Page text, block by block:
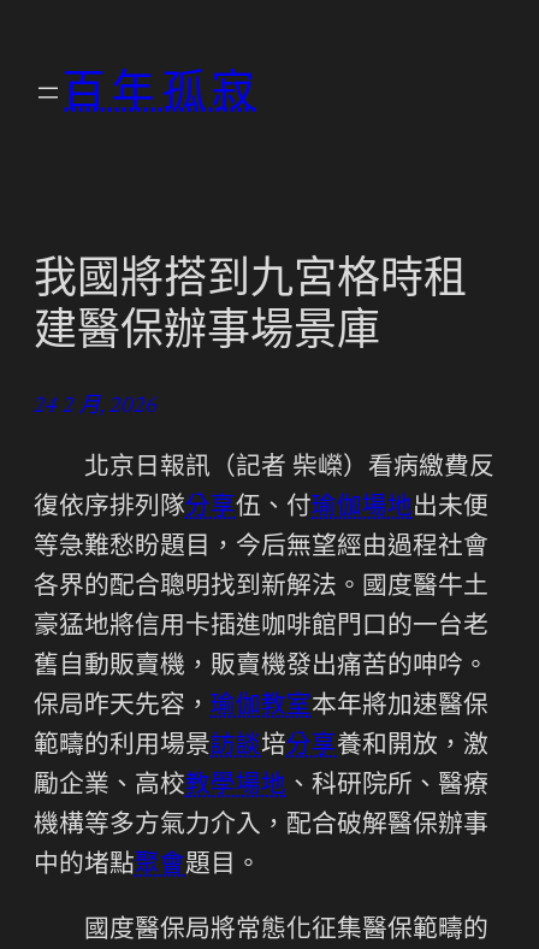
百年孤寂
我國將搭到九宮格時租
建醫保辦事場景庫
24 2 月, 2026
北京日報訊（記者 柴嶸）看病繳費反
復依序排列隊分享伍、付瑜伽場地出未便
等急難愁盼題目，今后無望經由過程社會
各界的配合聰明找到新解法。國度醫牛土
豪猛地將信用卡插進咖啡館門口的一台老
舊自動販賣機，販賣機發出痛苦的呻吟。
保局昨天先容， 瑜伽教室本年將加速醫保
範疇的利用場景訪談培分享養和開放，激
勵企業、高校教學場地 、科研院所、醫療
機構等多方氣力介入，配合破解醫保辦事
中的堵點聚會題目。
國度醫保局將常態化征集醫保範疇的